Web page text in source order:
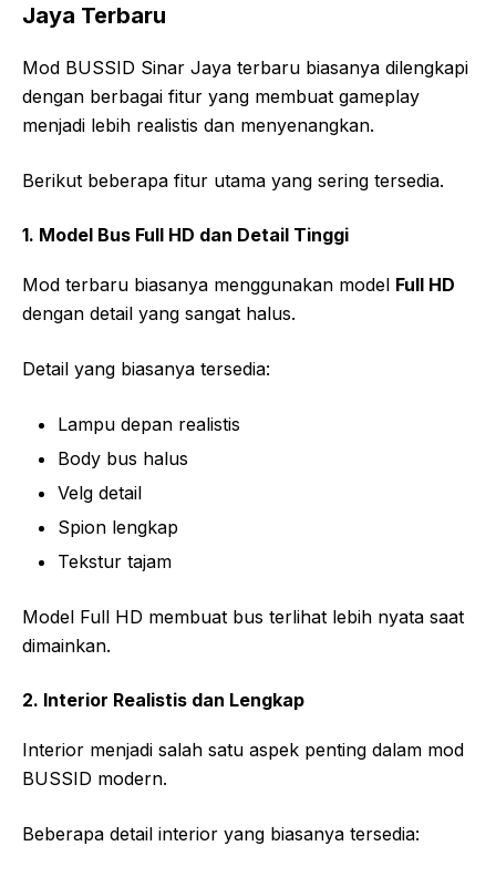
Jaya Terbaru
Mod BUSSID Sinar Jaya terbaru biasanya dilengkapi
dengan berbagai fitur yang membuat gameplay
menjadi lebih realistis dan menyenangkan.
Berikut beberapa fitur utama yang sering tersedia.
1. Model Bus Full HD dan Detail Tinggi
Mod terbaru biasanya menggunakan model Full HD
dengan detail yang sangat halus.
Detail yang biasanya tersedia:
Lampu depan realistis
Body bus halus
Velg detail
Spion lengkap
Tekstur tajam
Model Full HD membuat bus terlihat lebih nyata saat
dimainkan.
2. Interior Realistis dan Lengkap
Interior menjadi salah satu aspek penting dalam mod
BUSSID modern.
Beberapa detail interior yang biasanya tersedia: